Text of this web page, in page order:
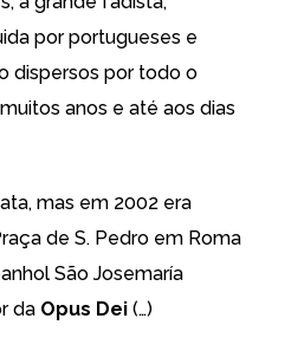
por portugueses e
dispersos por todo o
anos e até aos dias
mas em 2002 era
de S. Pedro em Roma
São Josemaría
da Opus Dei (…)